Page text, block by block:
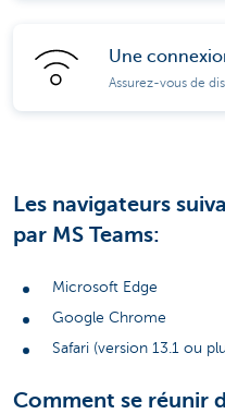
Une
Assurez-vous de
Les navigateurs
par MS Teams:
Microsoft Edge
Google Chrome
Safari (version 13.1 ou
Comment se réunir